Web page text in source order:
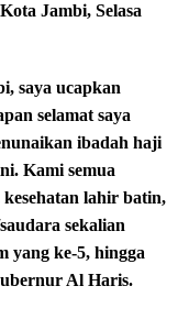
Jambi, Selasa
saya ucapkan
selamat saya
ibadah haji
Kami semua
kesehatan lahir batin,
sekalian
yang ke-5, hingga
Al Haris.